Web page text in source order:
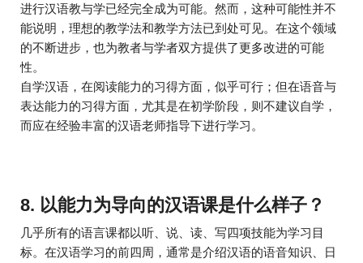
进行汉语教与学已经完全成为可能。然而，这种可能性并不
能说明，理想的教学法和教学方法已到处可见。在这个领域
的不断进步，也为教者与学者双方提供了更多改进的可能
性。
自学汉语，在阅读能力的习得方面，似乎可行；但在语音与
表达能力的习得方面，尤其是在初学阶段，则不建议自学，
而应在经验丰富的汉语老师指导下进行学习。
8. 以能力为导向的汉语课是什么样子？
几乎所有的语言课都以听、说、读、写四项技能为学习目
标。在汉语学习的前四周，通常是介绍汉语的语音知识、日